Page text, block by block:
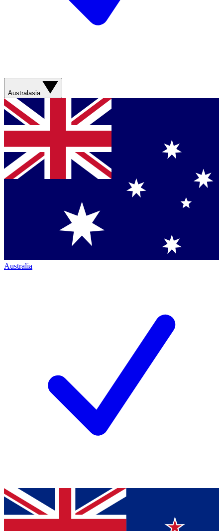
Australasia
Australia